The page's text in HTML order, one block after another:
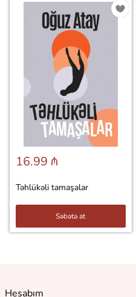
16.99 ₼
Təhlükəli tamaşalar
Səbətə at
Hesabım